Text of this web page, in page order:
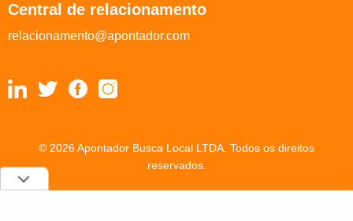
Central de relacionamento
relacionamento@apontador.com
© 2026 Apontador Busca Local LTDA. Todos os direitos
reservados.